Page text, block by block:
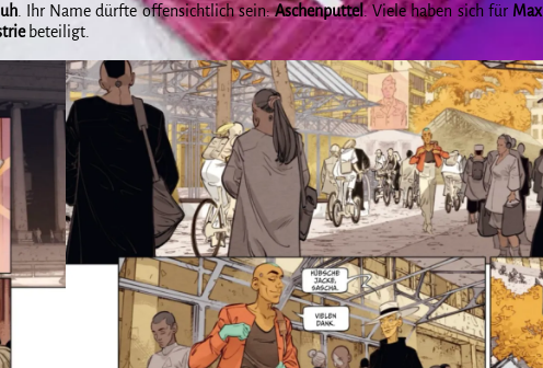
. Ihr Name dürfte offensichtlich sein:Aschenputtel. Viele haben sich für Max
beteiligt.